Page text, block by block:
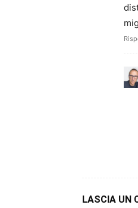
LASCIA UN